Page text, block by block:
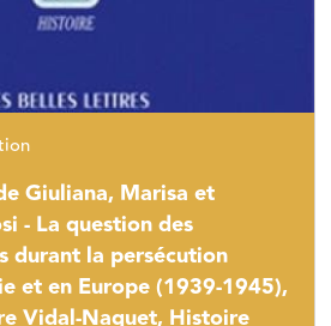
Giuliana, Marisa et
- La question des
durant la persécution
et en Europe (1939-1945),
Vidal-Naquet, Histoire